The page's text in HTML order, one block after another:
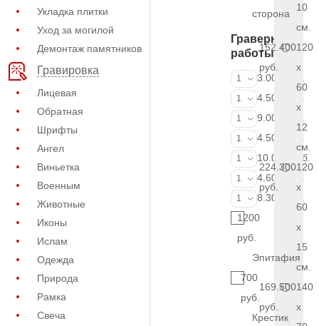
Укладка плитки
Уход за могилой
Демонтаж памятников
Гравировка
Лицевая
Обратная
Шрифты
Ангел
Виньетка
Военным
Животные
Иконы
Ислам
Одежда
Природа
Рамка
Свеча
сторона
Граверные
работы
ФИО и даты
1
3.000 руб.
ФИО и даты
1
4.500 руб.
ФИО и даты
1
9.000 руб.
Портрет
1
4.500 руб.
Портрет
1
10.000 руб.
Фотокерамика
1
4.600 руб.
Фото на
1
8.300 руб.
1200
руб.
Эпитафия
700
руб.
Крестик
10
см.
152.400
руб.
120
x
60
x
12
см.
224.300
руб.
120
x
60
x
15
см.
169.500
руб.
140
x